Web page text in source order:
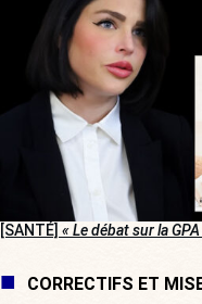
[SANTÉ] « Le débat sur la
CORRECTIFS ET